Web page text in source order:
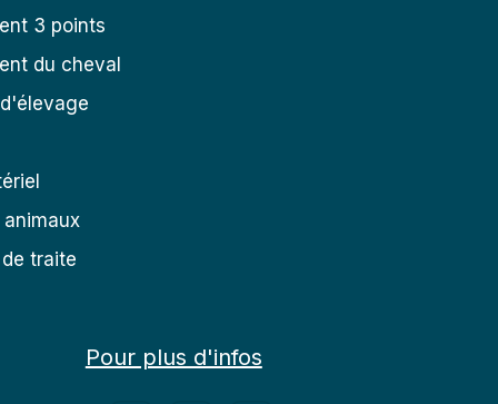
3 points
du cheval
traite
Pour plus d'infos